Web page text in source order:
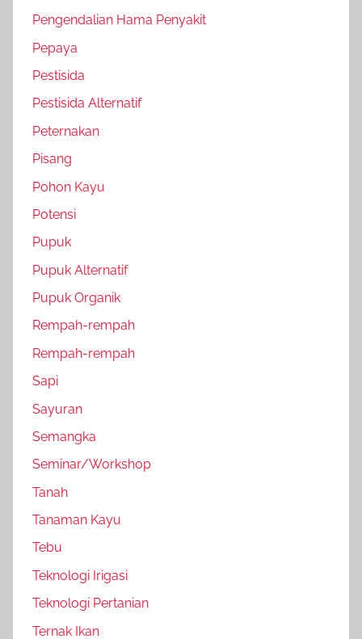
Pengendalian Hama Penyakit
Pepaya
Pestisida
Pestisida Alternatif
Peternakan
Pisang
Pohon Kayu
Potensi
Pupuk
Pupuk Alternatif
Pupuk Organik
Rempah-rempah
Rempah-rempah
Sapi
Sayuran
Semangka
Seminar/Workshop
Tanah
Tanaman Kayu
Tebu
Teknologi Irigasi
Teknologi Pertanian
Ternak Ikan